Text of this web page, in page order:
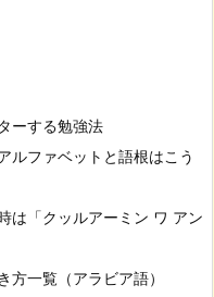
ーする勉強法
ルファベットと語根はこう
は「クッルアーミン ワ アン
方一覧（アラビア語）